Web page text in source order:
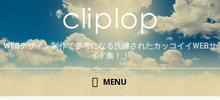
WEBデザイン制作で参考になる洗練されたカッコイイWEBサ
イト集！！
MENU